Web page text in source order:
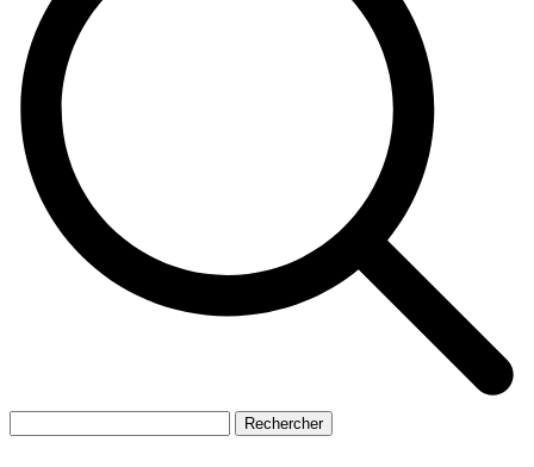
nous
S'enregistrer
Entreprise
Emploi
Partenaires
Fournisseurs